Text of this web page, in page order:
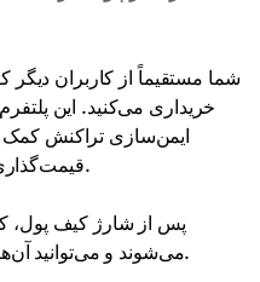
خریداری می‌کنید. این
ایمن‌سازی تراکنش کمک
قیمت‌گذاری و روش‌های پرداخت ارائه می‌دهد.
پس از شارژ کیف پول،
می‌شوند و می‌توانید آن‌ها را ارسال، دریافت یا نگهداری کنید.